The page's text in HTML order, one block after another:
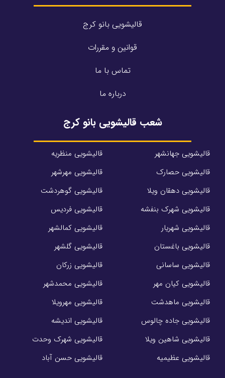
شعب قالیشویی بانو کرج
قالیشویی جهانشهر
قالیشویی حصارک
قالیشویی دهقان ویلا
قالیشویی شهرک بنفشه
قالیشویی شهریار
قالیشویی باغستان
قالیشویی ساسانی
قالیشویی کیان مهر
قالیشویی ماهدشت
قالیشویی جاده چالوس
قالیشویی شاهین ویلا
قالیشویی عظیمیه
قالیشویی منظریه
قالیشویی مهرشهر
قالیشویی گوهردشت
قالیشویی فردیس
قالیشویی کمالشهر
قالیشویی گلشهر
قالیشویی زرکان
قالیشویی محمدشهر
قالیشویی مهرویلا
قالیشویی اندیشه
قالیشویی شهرک وحدت
قالیشویی حسن آباد
قالیشویی بانو کرج
قوانین و مقررات
تماس با ما
درباره ما